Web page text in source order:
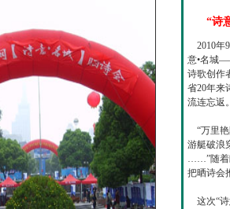
“诗
2010年
意•名城
诗歌创作
省20年来
流连忘返
“万里艳
游艇破浪
……”随着
把晒诗会
这次“诗